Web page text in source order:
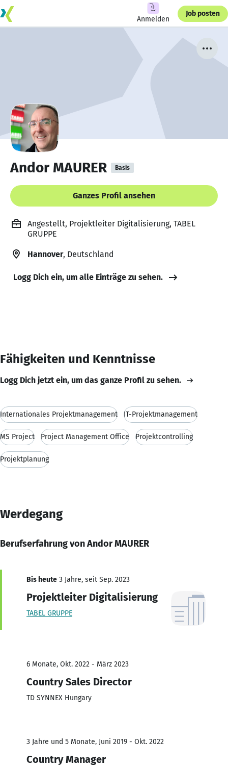
Anmelden
Job posten
Andor MAURER Basis
Ganzes Profil ansehen
Angestellt, Projektleiter Digitalisierung, TABEL
GRUPPE
Hannover, Deutschland
Logg Dich ein, um alle Einträge zu sehen.
Fähigkeiten und Kenntnisse
Logg Dich jetzt ein, um das ganze Profil zu sehen.
Internationales Projektmanagement IT-Projektmanagement
MS Project Project Management Office Projektcontrolling
Projektplanung
Werdegang
Berufserfahrung von Andor MAURER
Bis heute 3 Jahre, seit Sep. 2023
Projektleiter Digitalisierung
TABEL GRUPPE
6 Monate, Okt. 2022 - März 2023
Country Sales Director
TD SYNNEX Hungary
3 Jahre und 5 Monate, Juni 2019 - Okt. 2022
Country Manager